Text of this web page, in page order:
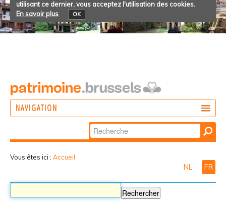
utilisant ce dernier, vous acceptez l'utilisation des cookies.
En savoir plus
OK
NAVIGATION
Chercher par
Recherche
Vous êtes ici : Accueil
NL FR